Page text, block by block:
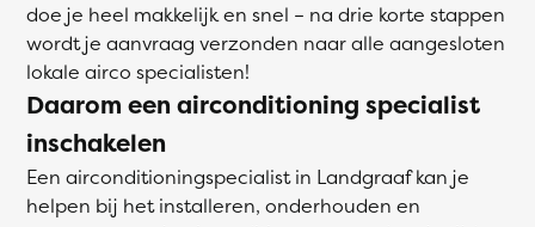
doe je heel makkelijk en snel – na drie korte stappen
wordt je aanvraag verzonden naar alle aangesloten
lokale airco specialisten!
Daarom een airconditioning specialist
inschakelen
Een airconditioningspecialist in Landgraaf kan je
helpen bij het installeren, onderhouden en